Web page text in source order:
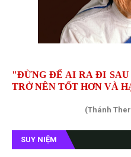
"ĐỪNG ĐỂ AI RA ĐI SAU
TRỞ NÊN TỐT HƠN VÀ
(Thánh
SUY NIỆM